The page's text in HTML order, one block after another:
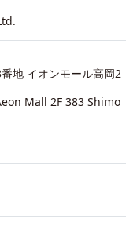
地 イオンモール高岡2
Mall 2F 383 Shimo